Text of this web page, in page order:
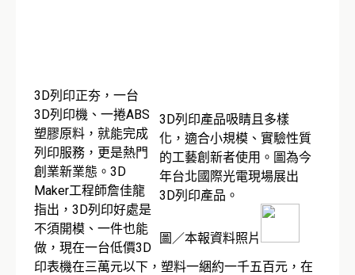
3D列印產品吸睛且多樣
化，適合小規模、實驗性質
的工藝創新者使用。圖為今
年台北國際光電現場展出
3D列印產品。
圖／本報資料照片
3D列印正夯，一台
3D列印機、一捲ABS
塑膠原料，就能完成
列印服務，更是熱門
創業新業態。3D
Maker工程師詹佳龍
指出，3D列印好處是
不須開模、一件也能
做，現在一台低價3D
印表機在三萬元以下，塑料一綑約一千五百元，在